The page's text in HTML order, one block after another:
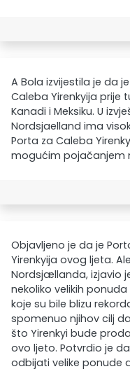
A Bola izvijestila je da
Caleba Yirenkyija prije
Kanadi i Meksiku. U
Nordsjaelland ima
Porta za Caleba
mogućim pojačanjem
Objavljeno je da je
Yirenkyija ovog ljeta.
Nordsjællanda, izjavio
nekoliko velikih
koje su bile blizu
spomenuo njihov cilj
što Yirenkyi bude
ovo ljeto. Potvrdio je
odbijati velike ponude